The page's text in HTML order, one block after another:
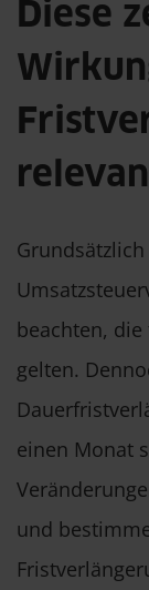
Diese
beachten,
gelten.
einen Monat
und